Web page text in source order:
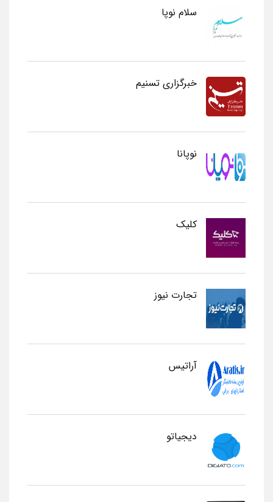
سلام نوپا
خبرگزاری تسنیم
نوپانا
کلیک
تجارت نیوز
آراتیس
دیجیاتو